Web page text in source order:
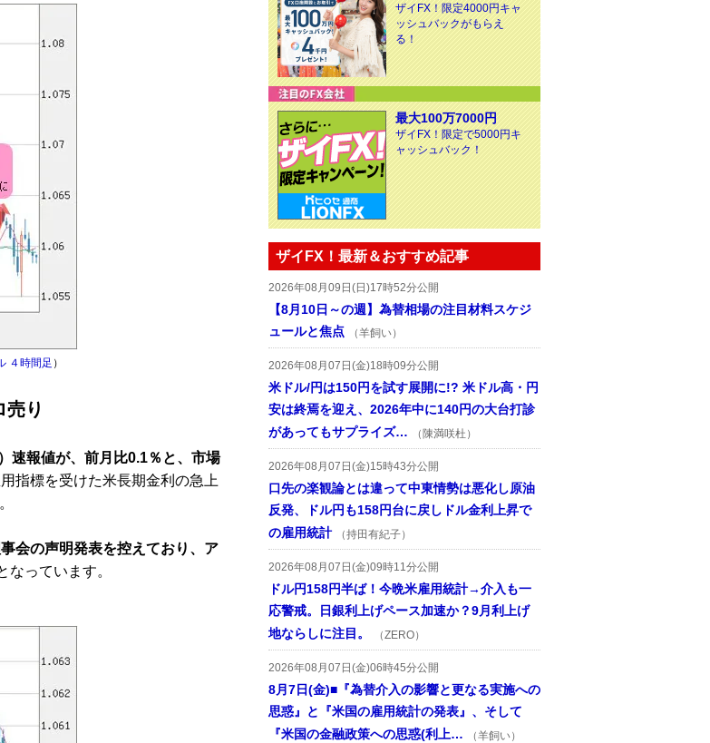
４時間足 ）
売り
速報値が、前月比0.1％と、市場
指標を受けた米長期金利の急上
会の声明発表を控えており、ア
なっています。
ザイFX！限定4000円キャ
ッシュバックがもらえ
る！
最大100万7000円
ザイFX！限定で5000円キ
ャッシュバック！
ザイFX！最新＆おすすめ記事
2026年08月09日(日)17時52分公開
【8月10日～の週】為替相場の注目材料スケジ
ュールと焦点 （羊飼い）
2026年08月07日(金)18時09分公開
米ドル/円は150円を試す展開に!? 米ドル高・円
安は終焉を迎え、2026年中に140円の大台打診
があってもサプライズ…
（陳満咲杜）
2026年08月07日(金)15時43分公開
口先の楽観論とは違って中東情勢は悪化し原油
反発、ドル円も158円台に戻しドル金利上昇で
の雇用統計
（持田有紀子）
2026年08月07日(金)09時11分公開
ドル円158円半ば！今晩米雇用統計→介入も一
応警戒。日銀利上げペース加速か？9月利上げ
地ならしに注目。
（ZERO）
2026年08月07日(金)06時45分公開
8月7日(金)■『為替介入の影響と更なる実施への
思惑』と『米国の雇用統計の発表』、そして
『米国の金融政策への思惑(利上…
（羊飼い）